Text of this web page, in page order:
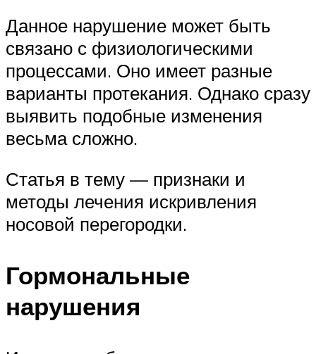
Данное нарушение может быть
связано с физиологическими
процессами. Оно имеет разные
варианты протекания. Однако сразу
выявить подобные изменения
весьма сложно.
Статья в тему — признаки и
методы лечения искривления
носовой перегородки.
Гормональные
нарушения